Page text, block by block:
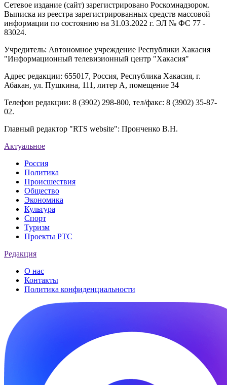
Сетевое издание (сайт) зарегистрировано Роскомнадзором.
Выписка из реестра зарегистрированных средств массовой
информации по состоянию на 31.03.2022 г. ЭЛ № ФС 77 -
83024.
Учредитель: Автономное учреждение Республики Хакасия
"Информационный телевизионный центр "Хакасия"
Адрес редакции: 655017, Россия, Республика Хакасия, г.
Абакан, ул. Пушкина, 111, литер А, помещение 34
Телефон редакции: 8 (3902) 298-800, тел/факс: 8 (3902) 35-87-
02.
Главный редактор "RTS website": Пронченко В.Н.
Актуальное
Россия
Политика
Происшествия
Общество
Экономика
Культура
Спорт
Туризм
Проекты РТС
Редакция
О нас
Контакты
Политика конфиденциальности